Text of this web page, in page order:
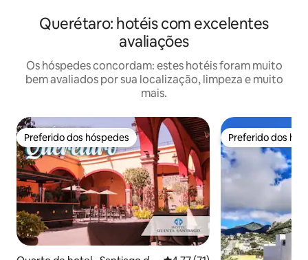
Querétaro: hotéis com excelentes
avaliações
Os hóspedes concordam: estes hotéis foram muito
bem avaliados por sua localização, limpeza e muito
mais.
Preferido dos hóspedes
Preferido dos hóspedes Preferido dos
Preferido dos